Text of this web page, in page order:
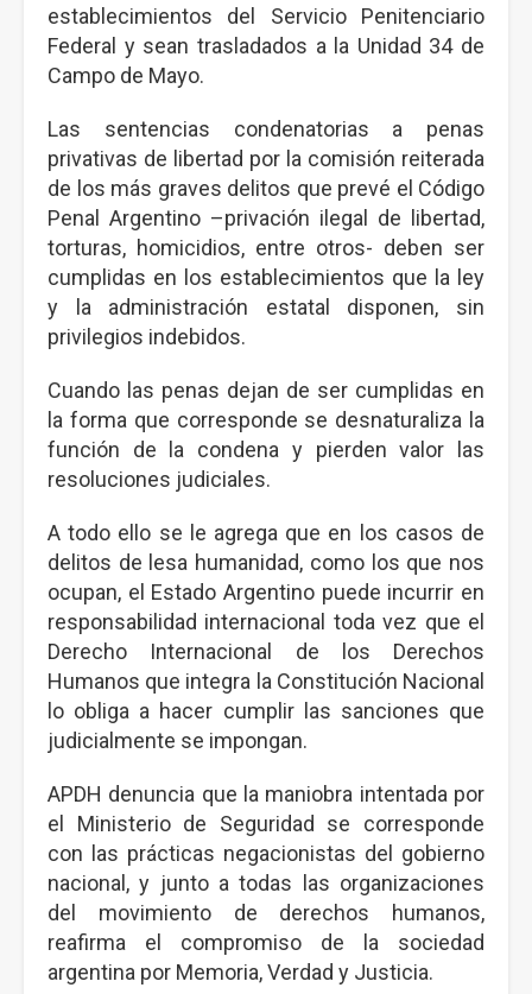
establecimientos del Servicio Penitenciario
Federal y sean trasladados a la Unidad 34 de
Campo de Mayo.
Las sentencias condenatorias a penas
privativas de libertad por la comisión reiterada
de los más graves delitos que prevé el Código
Penal Argentino –privación ilegal de libertad,
torturas, homicidios, entre otros- deben ser
cumplidas en los establecimientos que la ley
y la administración estatal disponen, sin
privilegios indebidos.
Cuando las penas dejan de ser cumplidas en
la forma que corresponde se desnaturaliza la
función de la condena y pierden valor las
resoluciones judiciales.
A todo ello se le agrega que en los casos de
delitos de lesa humanidad, como los que nos
ocupan, el Estado Argentino puede incurrir en
responsabilidad internacional toda vez que el
Derecho Internacional de los Derechos
Humanos que integra la Constitución Nacional
lo obliga a hacer cumplir las sanciones que
judicialmente se impongan.
APDH denuncia que la maniobra intentada por
el Ministerio de Seguridad se corresponde
con las prácticas negacionistas del gobierno
nacional, y junto a todas las organizaciones
del movimiento de derechos humanos,
reafirma el compromiso de la sociedad
argentina por Memoria, Verdad y Justicia.